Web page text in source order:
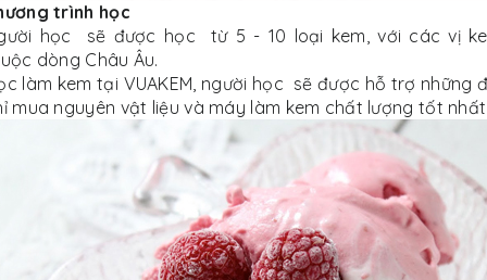
trình học
học sẽ được học từ 5 - 10 loại kem, với các vị
dòng Châu Âu.
làm kem tại VUAKEM, người học sẽ được hỗ trợ những
mua nguyên vật liệu và máy làm kem chất lượng tốt